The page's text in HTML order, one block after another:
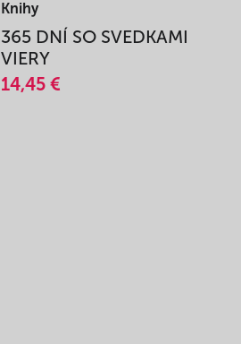
Knihy
365 DNÍ SO SVEDKAMI
VIERY
14,45 €